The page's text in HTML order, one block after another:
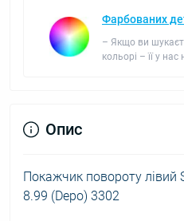
Фарбованих
– Якщо ви
кольорі – її у нас
Опис
Покажчик повороту лівий
8.99 (Depo) 3302